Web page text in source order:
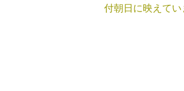
付朝日に映えていま